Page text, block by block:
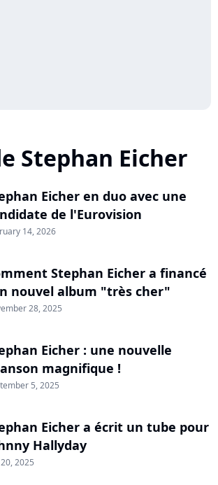
Stephan Eicher
Eicher en duo avec une
de l'Eurovision
14, 2026
Stephan Eicher a financé
nouvel album "très cher"
28, 2025
Eicher : une nouvelle
magnifique !
5, 2025
Eicher a écrit un tube pour
Hallyday
20, 2025